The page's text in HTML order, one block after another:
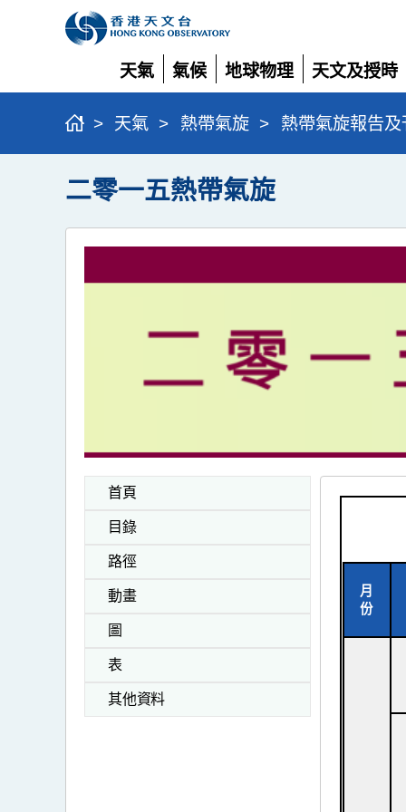
天氣
展
開
氣候
展
開
地球物理
展
開
天文及授時
展
開
> 天氣 > 熱帶氣旋 > 熱帶氣旋報告及
二零一五熱帶氣旋
首頁
目錄
路徑
動畫
圖
表
其他資料
月
份